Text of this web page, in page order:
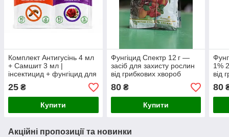
Комплект Антигусінь 4 мл
+ Самшит 3 мл |
інсектицид + фунгіцид для
саду від шкідників і хвороб
25 ₴
Купити
Фунгіцид Спектр 12 г —
засіб для захисту рослин
від грибкових хвороб
80₴
Купити
1%
від
80
Акційні пропозиції та новинки